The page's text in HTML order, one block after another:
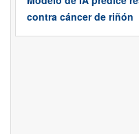
contra cáncer de riñón